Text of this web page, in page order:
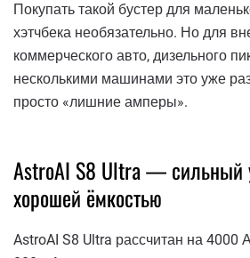
Покупать такой бустер для
хэтчбека необязательно. Но для
коммерческого авто, дизельного
несколькими машинами это уже
просто «лишние амперы».
AstroAI S8 Ultra — сильный
хорошей ёмкостью
AstroAI S8 Ultra рассчитан на 4000